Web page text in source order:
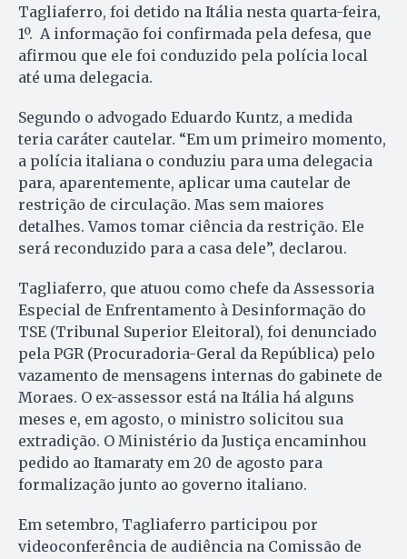
Tagliaferro, foi detido na Itália nesta quarta-feira,
1º. A informação foi confirmada pela defesa, que
afirmou que ele foi conduzido pela polícia local
até uma delegacia.
Segundo o advogado Eduardo Kuntz, a medida
teria caráter cautelar. “Em um primeiro momento,
a polícia italiana o conduziu para uma delegacia
para, aparentemente, aplicar uma cautelar de
restrição de circulação. Mas sem maiores
detalhes. Vamos tomar ciência da restrição. Ele
será reconduzido para a casa dele”, declarou.
Tagliaferro, que atuou como chefe da Assessoria
Especial de Enfrentamento à Desinformação do
TSE (Tribunal Superior Eleitoral), foi denunciado
pela PGR (Procuradoria-Geral da República) pelo
vazamento de mensagens internas do gabinete de
Moraes. O ex-assessor está na Itália há alguns
meses e, em agosto, o ministro solicitou sua
extradição. O Ministério da Justiça encaminhou
pedido ao Itamaraty em 20 de agosto para
formalização junto ao governo italiano.
Em setembro, Tagliaferro participou por
videoconferência de audiência na Comissão de